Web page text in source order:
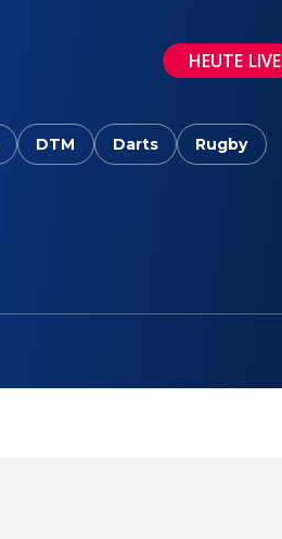
HEUTE LIVE
DTM Darts Rugby